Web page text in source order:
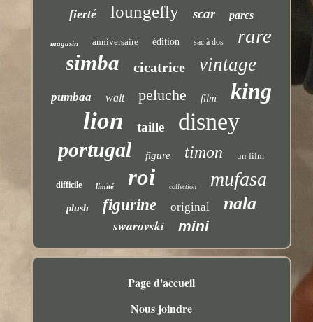
fierté loungefly scar parcs
magasin anniversaire édition sac à dos rare
simba cicatrice vintage
pumbaa walt peluche film king
lion taille disney
portugal figure timon un film
difficile limité roi collection mufasa
plush figurine original nala
swarovski mini
Page d'accueil
Nous joindre